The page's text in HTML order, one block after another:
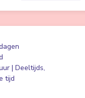
| Deeltijds,
tijd